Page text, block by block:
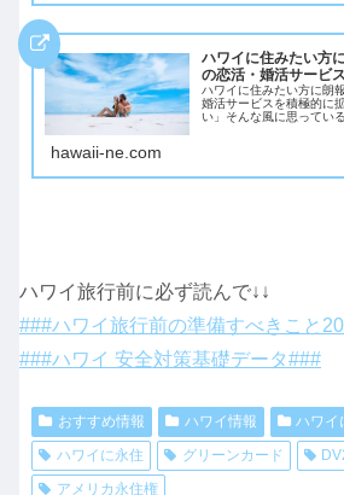
ハワイに住みたい方
の恋活・婚活サービ
ハワイに住みたい方に朗
婚活サービスを積極的に
い」そんな風に思ってい
むステータスが必要にな
hawaii-ne.com
ハワイ旅行前に必ず読んで↓↓
###ハワイ旅行前の準備すべきこと
###ハワイ 安全対策基礎データ###
おすすめ情報 ハワイ情報 ハワイ
ハワイに永住
グリーンカード
アメリカ永住権